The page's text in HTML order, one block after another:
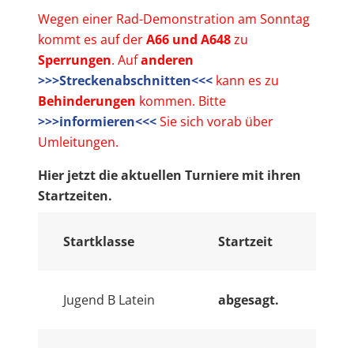
Wegen einer Rad-Demonstration am Sonntag
kommt es auf derA66 und A648zu
Sperrungen. Aufanderen
>>>Streckenabschnitten<<< kann es zu
Behinderungen kommen. Bitte
>>>informieren<<<Sie sich vorab über
Umleitungen.
Hier jetzt die aktuellen Turniere mit ihren
Startzeiten.
Startklasse Startzeit
Jugend B Latein abgesagt.